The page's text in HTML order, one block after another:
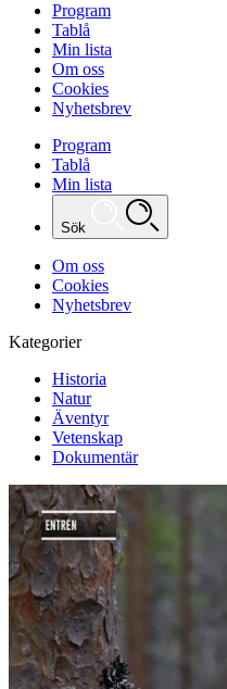
Program
Tablå
Min lista
Om oss
Cookies
Nyhetsbrev
Program
Tablå
Min lista
Sök
Om oss
Cookies
Nyhetsbrev
Kategorier
Historia
Natur
Äventyr
Vetenskap
Dokumentär